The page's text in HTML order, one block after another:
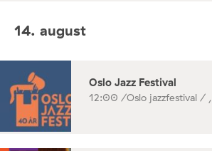
14. august
Oslo Jazz Festival
12:00 /Oslo jazzfestival / ,